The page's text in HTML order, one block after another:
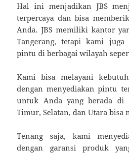
Hal ini menjadikan JBS
terpercaya dan bisa
Anda. JBS memiliki kantor
Tangerang, tetapi kami juga
pintu di berbagai wilayah
Kami bisa melayani
dengan menyediakan pintu
untuk Anda yang berada di
Timur, Selatan, dan Utara bisa
Tenang saja, kami
dengan garansi produk